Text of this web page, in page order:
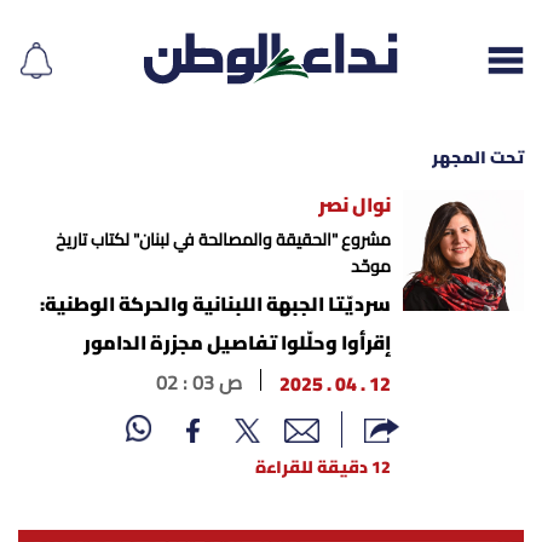
إقرأ الجريدة
لبنان
تحت المجهر
نوال نصر
مشروع "الحقيقة والمصالحة في لبنان" لكتاب تاريخ
موحّد
سرديّتا الجبهة اللبنانية والحركة الوطنية:
إقرأوا وحلّلوا تفاصيل مجزرة الدامور
12 . 04 . 2025
02 : 03 ص
12 دقيقة للقراءة